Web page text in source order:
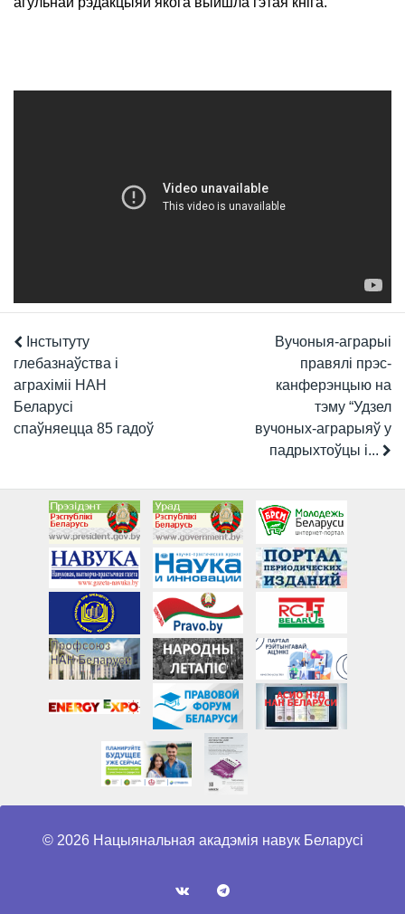
Інстытуту
глебазнаўства і
аграхіміі НАН
Беларусі
спаўняецца 85 гадоў
Вучоныя-аграрыі
правялі прэс-
канферэнцыю на
тэму “Удзел
вучоных-аграрыяў у
падрыхтоўцы і...
© 2026 Нацыянальная акадэмія навук Беларусі